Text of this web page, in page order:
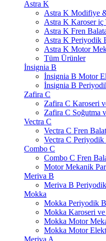
Astra K
Astra K Modifiye
Astra K Karoser iç
Astra K Fren
Astra K Periyodik
Astra K Motor
Tüm Ürünler
İnsignia B
İnsignia B Motor
İnsignia B
Zafira C
Zafira C Karoseri
Zafira C Soğutma
Vectra C
Vectra C Fren
Vectra C Periyodik
Combo C
Combo C Fren
Motor Mekanik
Meriva B
Meriva B
Mokka
Mokka Periyodik
Mokka Karoseri
Mokka Motor
Mokka Motor
Meriva A